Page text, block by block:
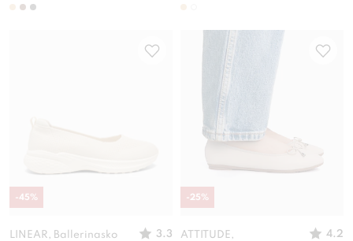
LINEAR, Ballerinasko
3.3
-45%
ATTITUDE,
4.2
-25%